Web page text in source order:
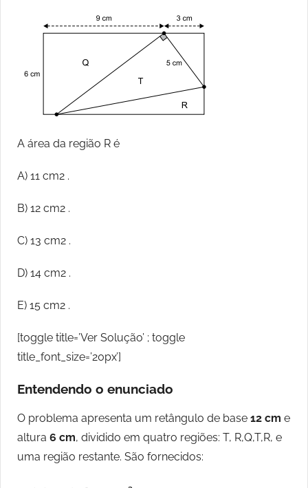
A área da região R é
A) 11 cm2 .
B) 12 cm2 .
C) 13 cm2 .
D) 14 cm2 .
E) 15 cm2 .
[toggle title=’Ver Solução’ ; toggle
title_font_size=’20px’]
Entendendo o enunciado
O problema apresenta um retângulo de base 12 cm e
altura 6 cm, dividido em quatro regiões: T, R,Q,T,R, e
uma região restante. São fornecidos: